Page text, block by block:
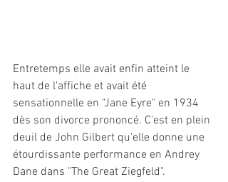
Entretemps elle avait enfin atteint le
haut de l'affiche et avait été
sensationnelle en "Jane Eyre" en 1934
dès son divorce prononcé. C'est en plein
deuil de John Gilbert qu'elle donne une
étourdissante performance en Andrey
Dane dans "The Great Ziegfeld".